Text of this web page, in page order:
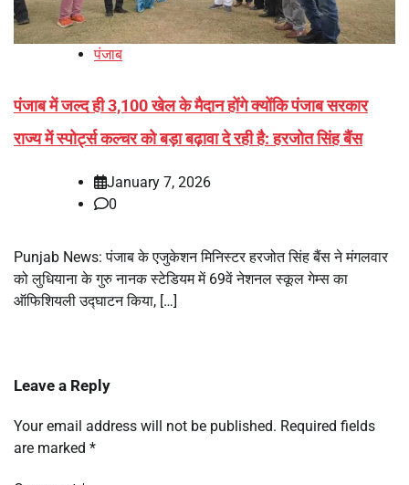
पंजाब
पंजाब में जल्द ही 3,100 खेल के मैदान होंगे क्योंकि पंजाब सरकार
राज्य में स्पोर्ट्स कल्चर को बड़ा बढ़ावा दे रही है: हरजोत सिंह बैंस
January 7, 2026
0
Punjab News: पंजाब के एजुकेशन मिनिस्टर हरजोत सिंह बैंस ने मंगलवार
को लुधियाना के गुरु नानक स्टेडियम में 69वें नेशनल स्कूल गेम्स का
ऑफिशियली उद्घाटन किया, […]
Leave a Reply
Your email address will not be published. Required fields
are marked *